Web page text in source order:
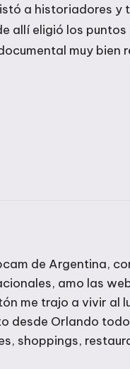
a historiadores
allí eligió los
muy bien
de Argentina,
amo las
me trajo a vivir al
desde Orlando
shoppings,